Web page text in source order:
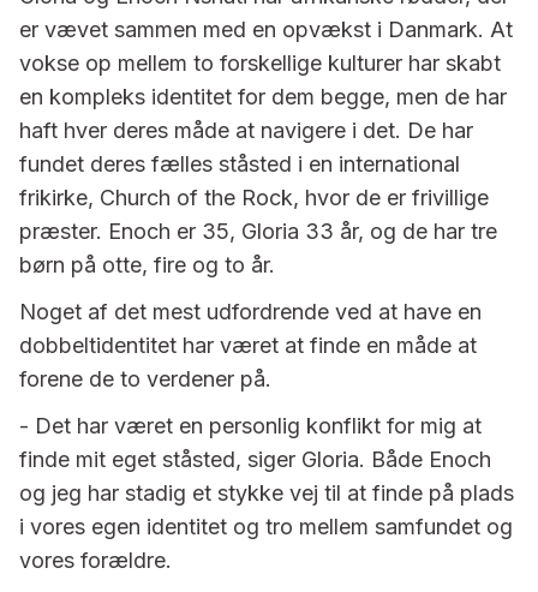
er vævet sammen med en opvækst i Danmark. At
vokse op mellem to forskellige kulturer har skabt
en kompleks identitet for dem begge, men de har
haft hver deres måde at navigere i det. De har
fundet deres fælles ståsted i en international
frikirke, Church of the Rock, hvor de er frivillige
præster. Enoch er 35, Gloria 33 år, og de har tre
børn på otte, fire og to år.
Noget af det mest udfordrende ved at have en
dobbeltidentitet har været at finde en måde at
forene de to verdener på.
- Det har været en personlig konflikt for mig at
finde mit eget ståsted, siger Gloria. Både Enoch
og jeg har stadig et stykke vej til at finde på plads
i vores egen identitet og tro mellem samfundet og
vores forældre.